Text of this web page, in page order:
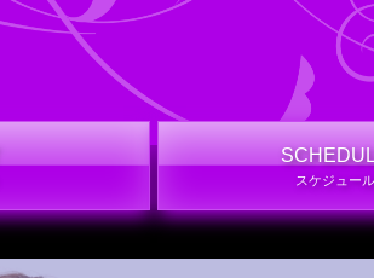
スケジュール